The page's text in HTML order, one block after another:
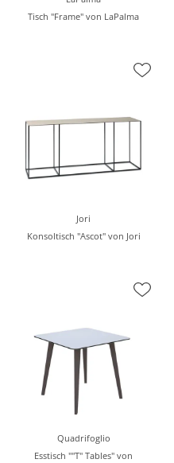
Tisch "Frame" von LaPalma
Jori
Konsoltisch "Ascot" von Jori
Quadrifoglio
Esstisch ""T" Tables" von